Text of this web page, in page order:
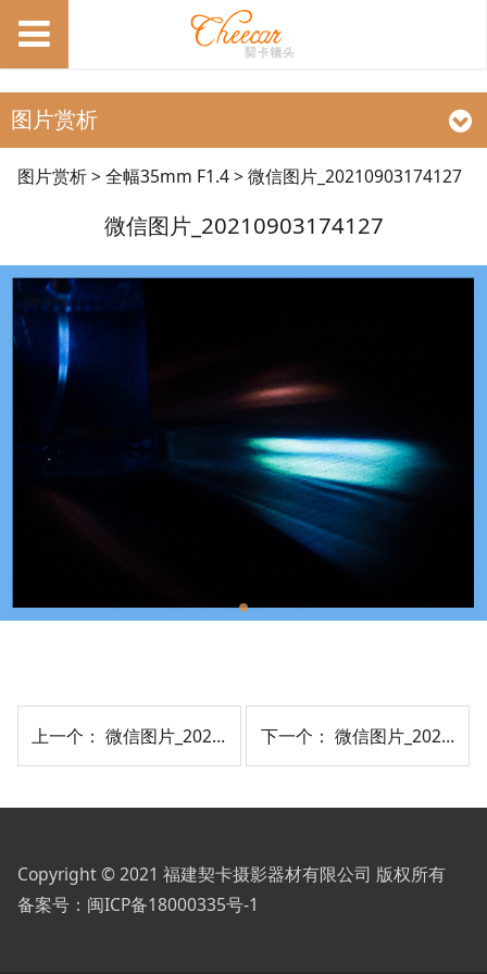
图片赏析
微信图片
_20210903174127
图片赏析>全幅35mm F1.4>微信图片_20210903174127
微信图片_20210903174127
上一个：微信图片_20210903174149 下一个： 微信图片_20210903174132
Copyright © 2021 福建契卡摄影器材有限公司 版权所有
备案号： 闽ICP备18000335号-1